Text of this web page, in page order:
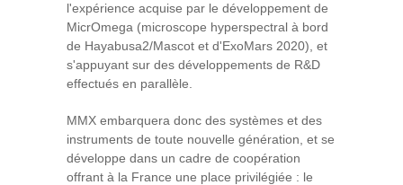
l'expérience acquise par le développement de
MicrOmega (microscope hyperspectral à bord
de Hayabusa2/Mascot et d'ExoMars 2020), et
s'appuyant sur des développements de R&D
effectués en parallèle.
MMX embarquera donc des systèmes et des
instruments de toute nouvelle génération, et se
développe dans un cadre de coopération
offrant à la France une place privilégiée : le